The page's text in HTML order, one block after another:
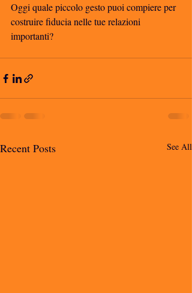
Oggi quale piccolo gesto puoi compiere per
costruire fiducia nelle tue relazioni
importanti?
Recent Posts See All